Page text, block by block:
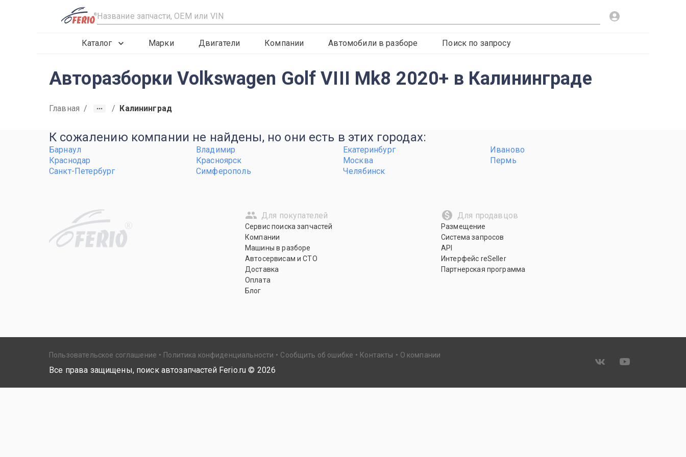
R
Каталог Марки Двигатели Компании Автомобили в разборе Поиск по запросу
Авторазборки Volkswagen Golf VIII Mk8 2020+ в Калининграде
Главная / / Калининград
К сожалению компании не найдены, но они есть в этих городах:
Барнаул Владимир Екатеринбург
Иваново
Краснодар
Красноярск Москва
Пермь
Санкт-Петербург
Симферополь Челябинск
R
Для покупателей
Сервис поиска запчастей
Компании
Машины в разборе
Автосервисам и СТО
Доставка
Оплата
Блог
Для продавцов
Размещение
Система запросов
API
Интерфейс reSeller
Партнерская программа
Пользовательское соглашение Политика конфиденциальности Сообщить об ошибке Контакты О компании
Все права защищены, поиск автозапчастей Ferio.ru © 2026